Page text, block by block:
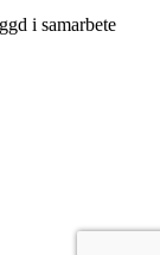
i samarbete